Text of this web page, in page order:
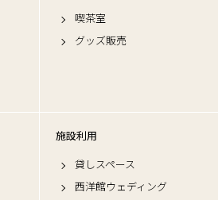
喫茶室
グッズ販売
施設利用
貸しスペース
西洋館ウェディング